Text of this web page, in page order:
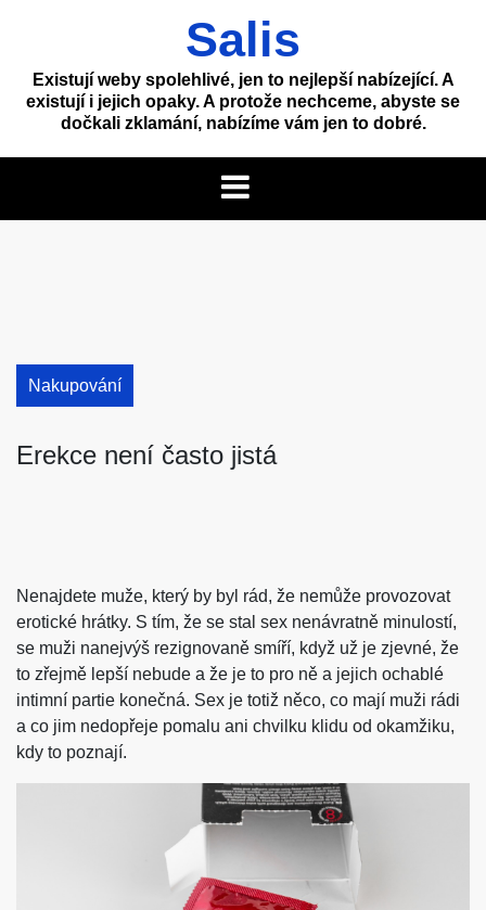
Salis
Existují weby spolehlivé, jen to nejlepší nabízející. A
existují i jejich opaky. A protože nechceme, abyste se
dočkali zklamání, nabízíme vám jen to dobré.
Nakupování
Erekce není často jistá
Nenajdete muže, který by byl rád, že nemůže provozovat
erotické hrátky. S tím, že se stal sex nenávratně minulostí,
se muži nanejvýš rezignovaně smíří, když už je zjevné, že
to zřejmě lepší nebude a že je to pro ně a jejich ochablé
intimní partie konečná. Sex je totiž něco, co mají muži rádi
a co jim nedopřeje pomalu ani chvilku klidu od okamžiku,
kdy to poznají.